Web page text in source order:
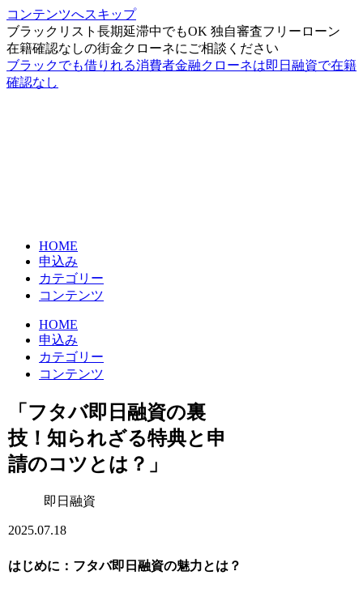
コンテンツへスキップ
ブラックリスト長期延滞中でもOK 独自審査フリーローン
在籍確認なしの街金クローネにご相談ください
ブラックでも借りれる消費者金融クローネは即日融資で在籍
確認なし
HOME
申込み
カテゴリー
コンテンツ
HOME
申込み
カテゴリー
コンテンツ
「フタバ即日融資の裏
技！知られざる特典と申
請のコツとは？」
即日融資
2025.07.18
はじめに：フタバ即日融資の魅力とは？